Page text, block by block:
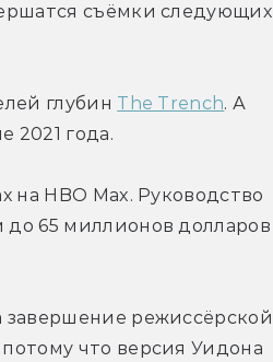
съёмки следующих
глубин The Trench. А
2021 года.
на HBO Max. Руководство
65 миллионов долларов
режиссёрской
что версия Уидона